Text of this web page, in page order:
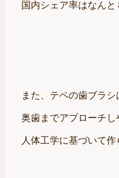
国内シェア率はなんと
また、テペの歯ブラ
奥歯までアプローチし
人体工学に基づいて